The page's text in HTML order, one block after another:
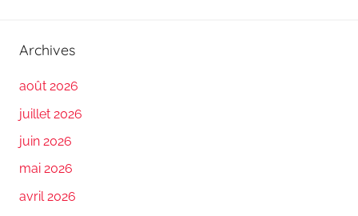
Archives
août 2026
juillet 2026
juin 2026
mai 2026
avril 2026